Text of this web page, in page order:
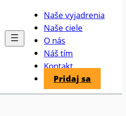
Naše vyjadrenia
Naše ciele
O nás
Náš tím
Kontakt
Pridaj sa